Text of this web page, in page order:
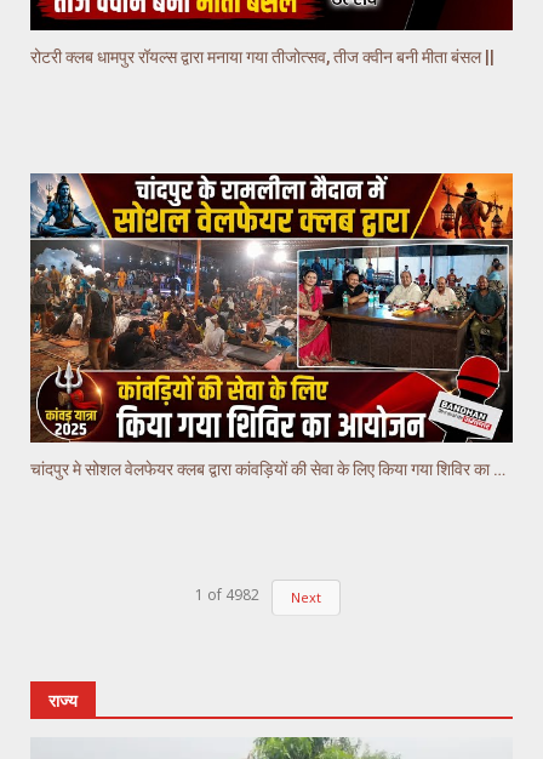
रोटरी क्लब धामपुर रॉयल्स द्वारा मनाया गया तीजोत्सव, तीज क्वीन बनी मीता बंसल ||
चांदपुर मे सोशल वेलफेयर क्लब द्वारा कांवड़ियों की सेवा के लिए किया गया शिविर का आयोजन
1 of 4982 Next
राज्य